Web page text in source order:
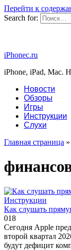
Перейти к
Search for:
iPhonec.ru
iPhone, iPad, Mac.
Новости
Обзоры
Игры
Инструкции
Слухи
Главная страница »
Инструкции
Как слушать
018
Сегодня Apple
второй квартал
будут дефицит